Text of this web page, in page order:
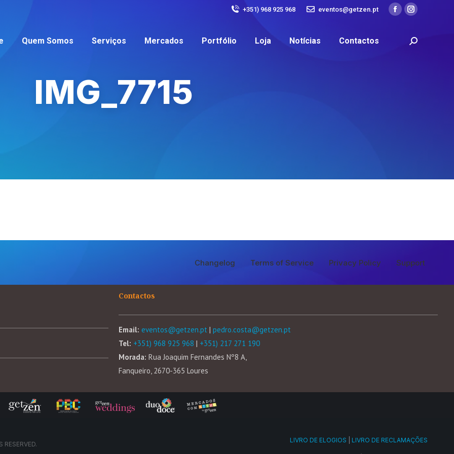
+351) 968 925 968 eventos@getzen.pt
Quem Somos Serviços Mercados Portfólio Loja Notícias Contactos
IMG_7715
Changelog Terms of Service Privacy Policy Support
Contactos
Email: eventos@getzen.pt | pedro.costa@getzen.pt
Tel: +351) 968 925 968 | +351) 217 271 190
Morada: Rua Joaquim Fernandes Nº8 A,
Fanqueiro, 2670-365 Loures
LIVRO DE ELOGIOS LIVRO DE RECLAMAÇÕES